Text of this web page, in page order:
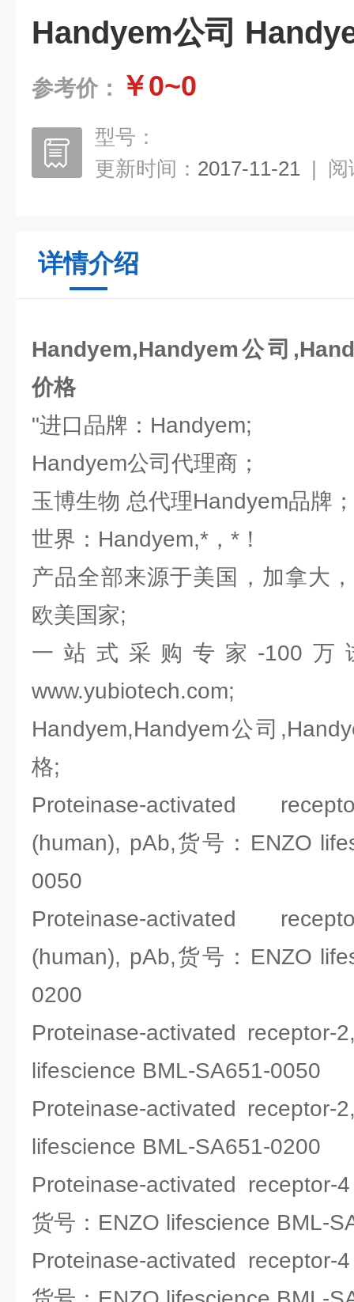
Handyem公司
参考价： ￥0~0
型号：
更新时间： 2017-11-21 | 阅
详情介绍
Handyem,Handyem公司
价格
"进口品牌：Handyem;
Handyem公司代理商；
玉博生物 总代理Handyem品牌
世界：Handyem,*，*！
产品全部来源于美国，加拿大
欧美国家;
一站式采购专家-100万
www.yubiotech.com;
Handyem,Handyem公司
格;
Proteinase-activated
(human), pAb,货号：ENZO
0050
Proteinase-activated
(human), pAb,货号：ENZO
0200
Proteinase-activated
lifescience BML-SA651-0050
Proteinase-activated
lifescience BML-SA651-0200
Proteinase-activated receptor-
货号：ENZO lifescience BML-
Proteinase-activated receptor-